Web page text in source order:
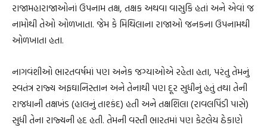
રાજામહારાજાઓનાં ઉપનામ તક્ષ, તક્ષક અથવા વાસુકિ હતાં અને એવાં જ
નામોથી તેઓ ઓળખાતા. જેમ કે મિથિલાના રાજાઓ જનકના ઉપનામથી
ઓળખાતા હતા.
નાગવંશીઓ ભારતવર્ષમાં પણ અનેક જગ્યાઓએ રહેતા હતા, પરંતુ તેમનું
સ્વતંત્ર રાજ્ય અફઘાનિસ્તાન અને તેનાથી પણ દૂર સુધીનું હતું તથા તેની
રાજધાની તક્ષખંડ (હાલનું તાશ્કંદ) હતી અને તક્ષશિલા (રાવલપિંડી પાસે)
સુધી તેના રાજ્યની હદ હતી. તેમની વસ્તી ભારતમાં પણ કેટલેય ઠેકાણે